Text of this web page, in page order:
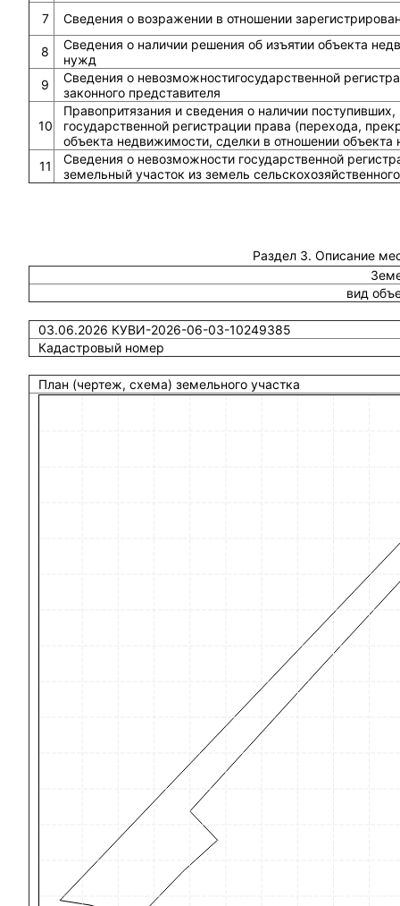
7 Сведения о возражении в отношении
8
Сведения о наличии решения об изъятии объекта
нужд
9
Сведения о невозможностигосударственной
законного представителя
10
Правопритязания и сведения о наличии
государственной регистрации права (перехода,
объекта недвижимости, сделки в отношении
11
Сведения о невозможности государственной
земельный участок из земель
Раздел 3. Описание
вид
03.06.2026 КУВИ-2026-06-03-10249385
Кадастровый номер
План (чертеж, схема) земельного участка